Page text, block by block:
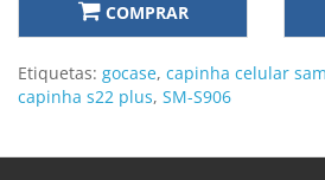
COMPRAR
Etiquetas: gocase, capinha celular
capinha s22 plus, SM-S906